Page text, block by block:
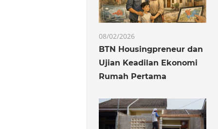
08/02/2026
BTN Housingpreneur dan
Ujian Keadilan Ekonomi
Rumah Pertama